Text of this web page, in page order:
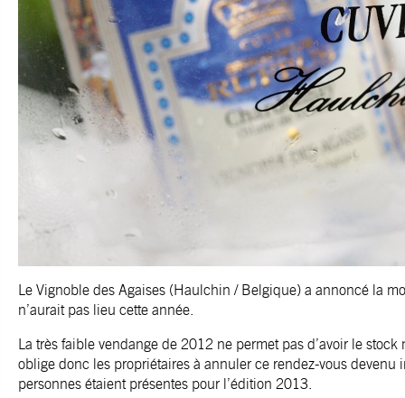
Le Vignoble des Agaises (Haulchin / Belgique) a annoncé la
n’aurait pas lieu cette année.
La très faible vendange de 2012 ne permet pas d’avoir le stock
oblige donc les propriétaires à annuler ce rendez-vous
personnes étaient présentes pour l’édition 2013.